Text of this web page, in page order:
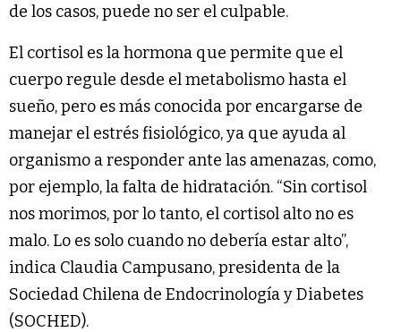
de los casos, puede no ser el culpable.
El cortisol es la hormona que permite que el
cuerpo regule desde el metabolismo hasta el
sueño, pero es más conocida por encargarse de
manejar el estrés fisiológico, ya que ayuda al
organismo a responder ante las amenazas, como,
por ejemplo, la falta de hidratación. “Sin cortisol
nos morimos, por lo tanto, el cortisol alto no es
malo. Lo es solo cuando no debería estar alto”,
indica Claudia Campusano, presidenta de la
Sociedad Chilena de Endocrinología y Diabetes
(SOCHED).